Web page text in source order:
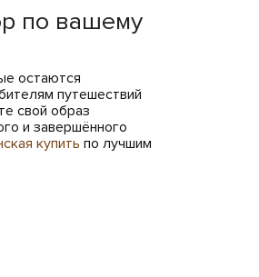
по вашему
остаются
путешествий
свой образ
и завершённого
купить по лучшим